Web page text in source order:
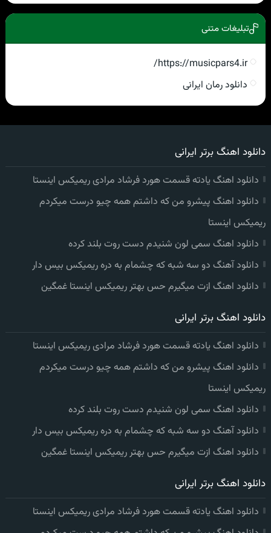
تبلیغات متنی
https://musicpars4.ir/
دانلود رمان ایرانی
دانلود اهنگ برتر ایرانی
دانلود اهنگ یادته قسمت هورد فرشاد مرادی ریمیکس اینستا
دانلود اهنگ پیشرو من که داشتم همه چیو درست میکردم
ریمیکس اینستا
دانلود اهنگ سمی لون شنیدم دست روت بلند کرده
دانلود آهنگ دو سه شبه که چشمام به دره ریمیکس بیس دار
دانلود اهنگ ازت میگیرم حس بهتر ریمیکس اینستا غمگین
دانلود اهنگ برتر ایرانی
دانلود اهنگ یادته قسمت هورد فرشاد مرادی ریمیکس اینستا
دانلود اهنگ پیشرو من که داشتم همه چیو درست میکردم
ریمیکس اینستا
دانلود اهنگ سمی لون شنیدم دست روت بلند کرده
دانلود آهنگ دو سه شبه که چشمام به دره ریمیکس بیس دار
دانلود اهنگ ازت میگیرم حس بهتر ریمیکس اینستا غمگین
دانلود اهنگ برتر ایرانی
دانلود اهنگ یادته قسمت هورد فرشاد مرادی ریمیکس اینستا